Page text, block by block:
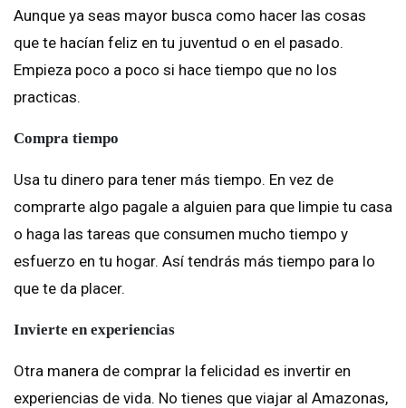
Aunque ya seas mayor busca como hacer las cosas
que te hacían feliz en tu juventud o en el pasado.
Empieza poco a poco si hace tiempo que no los
practicas.
Compra tiempo
Usa tu dinero para tener más tiempo. En vez de
comprarte algo pagale a alguien para que limpie tu casa
o haga las tareas que consumen mucho tiempo y
esfuerzo en tu hogar. Así tendrás más tiempo para lo
que te da placer.
Invierte en experiencias
Otra manera de comprar la felicidad es invertir en
experiencias de vida. No tienes que viajar al Amazonas,